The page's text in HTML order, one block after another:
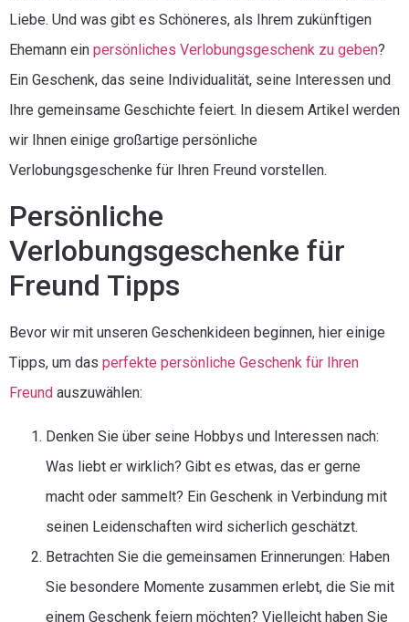
Liebe. Und was gibt es Schöneres, als Ihrem zukünftigen
Ehemann ein persönliches Verlobungsgeschenk zu geben?
Ein Geschenk, das seine Individualität, seine Interessen und
Ihre gemeinsame Geschichte feiert. In diesem Artikel werden
wir Ihnen einige großartige persönliche
Verlobungsgeschenke für Ihren Freund vorstellen.
Persönliche
Verlobungsgeschenke für
Freund Tipps
Bevor wir mit unseren Geschenkideen beginnen, hier einige
Tipps, um das perfekte persönliche Geschenk für Ihren
Freund auszuwählen:
Denken Sie über seine Hobbys und Interessen nach:
Was liebt er wirklich? Gibt es etwas, das er gerne
macht oder sammelt? Ein Geschenk in Verbindung mit
seinen Leidenschaften wird sicherlich geschätzt.
Betrachten Sie die gemeinsamen Erinnerungen: Haben
Sie besondere Momente zusammen erlebt, die Sie mit
einem Geschenk feiern möchten? Vielleicht haben Sie